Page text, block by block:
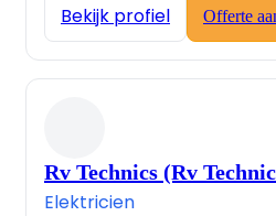
Bekijk profiel Offerte
Rv Technics (Rv
Elektricien